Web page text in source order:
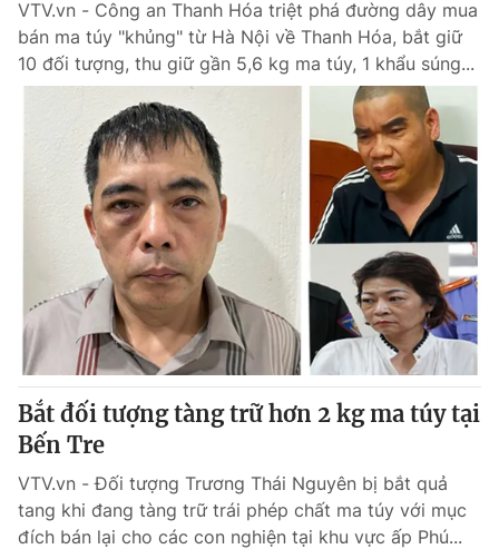
Ðiện thoại Thời báo VTV:024.66 897 897
Email:toasoan@vtv.vn
Liên hệ quảng cáo:024-7300.7108
® Cấm sao chép dưới mọi hình thức nếu không có sự chấp
thuận bằng văn bản. Ghi rõ nguồn VTV.vn khi phát hành lại
thông tin từ website này.
VTV.vn - Công an Thanh Hóa triệt phá đường dây mua
bán ma túy "khủng" từ Hà Nội về Thanh Hóa, bắt giữ
10 đối tượng, thu giữ gần 5,6 kg ma túy, 1 khẩu súng...
Bắt đối tượng tàng trữ hơn 2 kg ma túy tại
Bến Tre
VTV.vn - Đối tượng Trương Thái Nguyên bị bắt quả
tang khi đang tàng trữ trái phép chất ma túy với mục
đích bán lại cho các con nghiện tại khu vực ấp Phú...